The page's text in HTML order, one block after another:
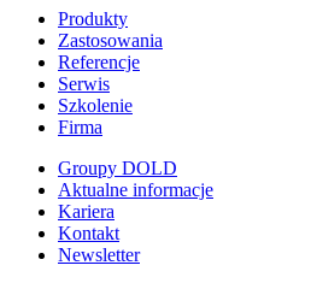
Produkty
Zastosowania
Referencje
Serwis
Szkolenie
Firma
Groupy DOLD
Aktualne informacje
Kariera
Kontakt
Newsletter